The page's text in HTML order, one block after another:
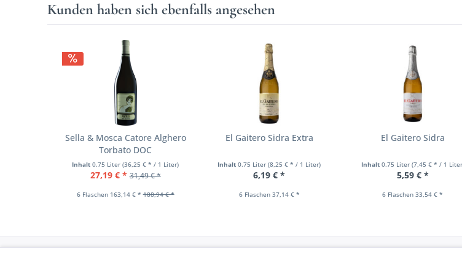
Kunden haben sich ebenfalls angesehen
Sella & Mosca Catore Alghero
Torbato DOC
Inhalt0.75 Liter(36,25 € * / 1 Liter)
27,19 € * 31,49 € *
6 Flaschen 163,14 € * 188,94 € *
El Gaitero Sidra Extra
Inhalt0.75 Liter(8,25 € * / 1 Liter)
6,19 € *
6 Flaschen 37,14 € *
El Gaitero Sidra
Inhalt 0.75 Liter (7,45 € * / 1
5,59 € *
6 Flaschen 33,54 € *